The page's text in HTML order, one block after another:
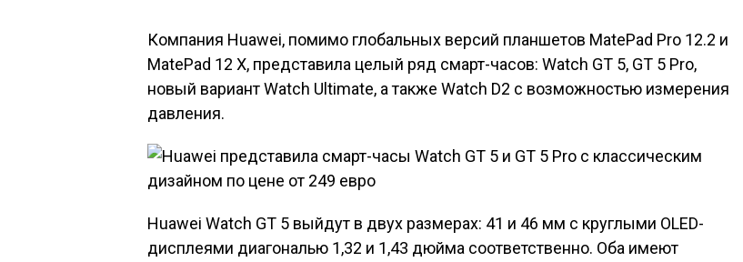
Компания Huawei, помимо глобальных версий планшетов MatePad Pro 12.2 и
MatePad 12 X, представила целый ряд смарт-часов: Watch GT 5, GT 5 Pro,
новый вариант Watch Ultimate, а также Watch D2 с возможностью измерения
давления.
Huawei Watch GT 5 выйдут в двух размерах: 41 и 46 мм с круглыми OLED-
дисплеями диагональю 1,32 и 1,43 дюйма соответственно. Оба имеют